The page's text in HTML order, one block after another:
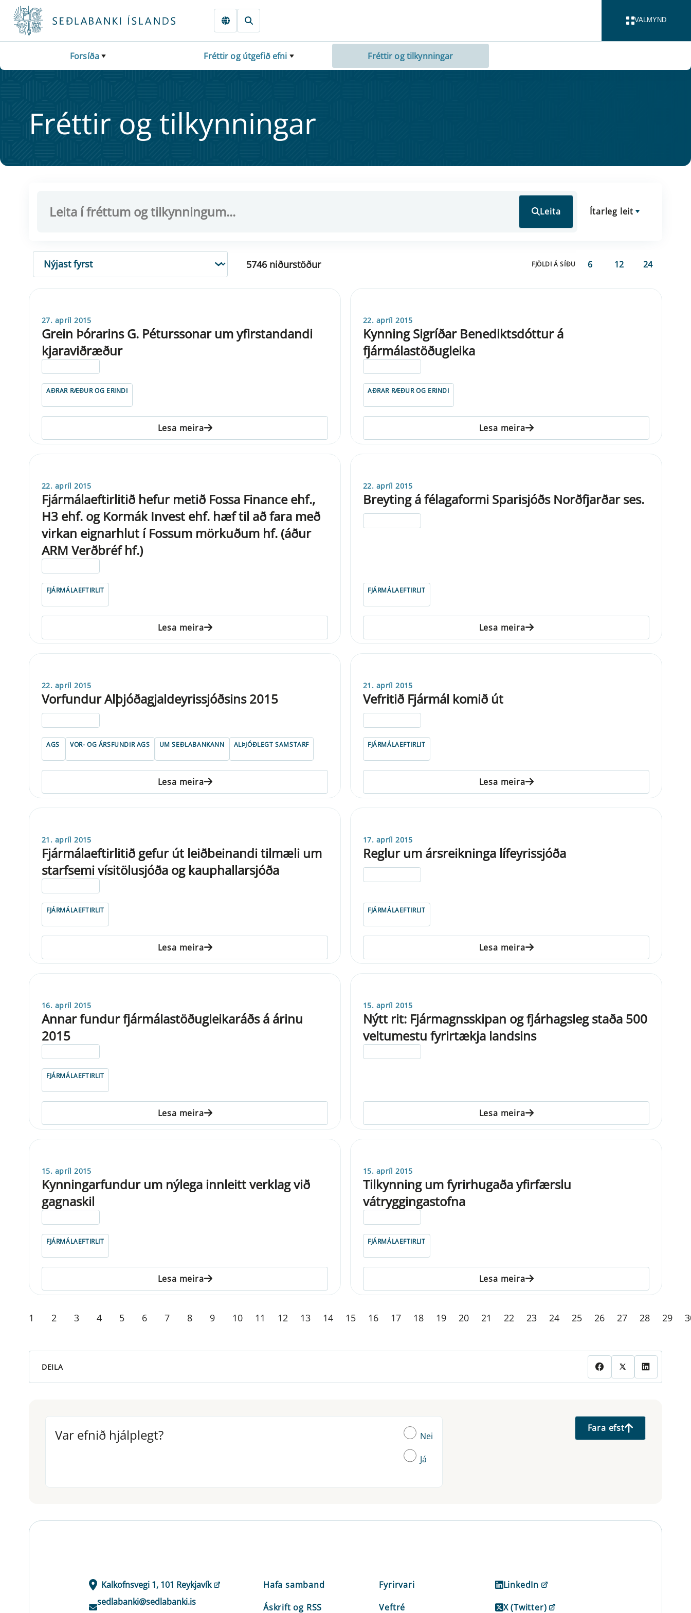
Fara beint í Meginmál
VALMYND
Forsíða Fréttir og útgefið efni Fréttir og tilkynningar
Frétt­ir og til­kynn­ing­ar
Leita Ítarleg leit
RÖÐUN
5746 niðurstöður FJÖLDI Á SÍÐU 6 12 24
27. apríl 2015
Grein Þórarins G. Péturssonar um yfirstandandi
kjaraviðræður
AÐRAR RÆÐUR OG ERINDI
Lesa meira
22. apríl 2015
Kynning Sigríðar Benediktsdóttur á
fjármálastöðugleika
AÐRAR RÆÐUR OG ERINDI
Lesa meira
22. apríl 2015
Fjármálaeftirlitið hefur metið Fossa Finance ehf.,
H3 ehf. og Kormák Invest ehf. hæf til að fara með
virkan eignarhlut í Fossum mörkuðum hf. (áður
ARM Verðbréf hf.)
FJÁRMÁLAEFTIRLIT
Lesa meira
22. apríl 2015
Breyting á félagaformi Sparisjóðs Norðfjarðar ses.
FJÁRMÁLAEFTIRLIT
Lesa meira
22. apríl 2015
Vorfundur Alþjóðagjaldeyrissjóðsins 2015
AGS VOR- OG ÁRSFUNDIR AGS UM SEÐLABANKANN ALÞJÓÐLEGT SAMSTARF
Lesa meira
21. apríl 2015
Vefritið Fjármál komið út
FJÁRMÁLAEFTIRLIT
Lesa meira
21. apríl 2015
Fjármálaeftirlitið gefur út leiðbeinandi tilmæli um
starfsemi vísitölusjóða og kauphallarsjóða
FJÁRMÁLAEFTIRLIT
Lesa meira
17. apríl 2015
Reglur um ársreikninga lífeyrissjóða
FJÁRMÁLAEFTIRLIT
Lesa meira
16. apríl 2015
Annar fundur fjármálastöðugleikaráðs á árinu
2015
FJÁRMÁLAEFTIRLIT
Lesa meira
15. apríl 2015
Nýtt rit: Fjármagnsskipan og fjárhagsleg staða 500
veltumestu fyrirtækja landsins
Lesa meira
15. apríl 2015
Kynningarfundur um nýlega innleitt verklag við
gagnaskil
FJÁRMÁLAEFTIRLIT
Lesa meira
15. apríl 2015
Tilkynning um fyrirhugaða yfirfærslu
vátryggingastofna
FJÁRMÁLAEFTIRLIT
Lesa meira
1 2 3 4 5 6 7 8 9 10 11 12 13 14 15 16 17 18 19 20 21 22 23 24 25 26 27 28 29
DEILA
Var efnið hjálplegt?
Var efnið hjálplegt? Nei
Já
Fara efst
Kalkofnsvegi 1, 101 Reykjavík
sedlabanki@sedlabanki.is
Hafa samband
Áskrift og RSS
Fyrirvari
Veftré
LinkedIn
X (Twitter)